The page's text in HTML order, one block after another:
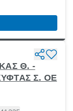
Θ. -
Σ. ΟΕ